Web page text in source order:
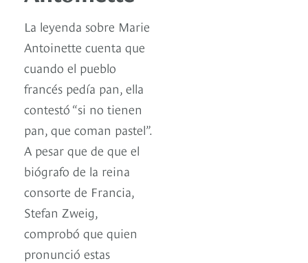
La leyenda sobre Marie
Antoinette cuenta que
cuando el pueblo
francés pedía pan, ella
contestó “si no tienen
pan, que coman pastel”.
A pesar que de que el
biógrafo de la reina
consorte de Francia,
Stefan Zweig,
comprobó que quien
pronunció estas